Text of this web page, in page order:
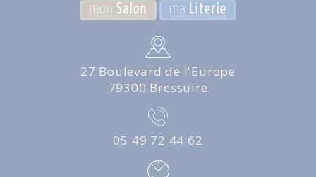
27 Boulevard de l'Europe
79300 Bressuire
05 49 72 44 62